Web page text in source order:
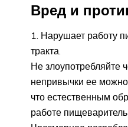
Вред и
1. Нарушает работу
тракта.
Не злоупотребляйте
непривычки ее
что естественным
работе